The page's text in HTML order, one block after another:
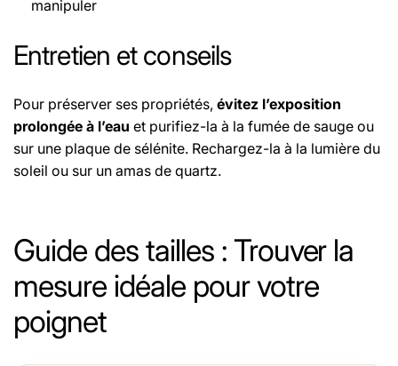
manipuler
Entretien et conseils
Pour préserver ses propriétés, évitez l’exposition
prolongée à l’eau et purifiez-la à la fumée de sauge ou
sur une plaque de sélénite. Rechargez-la à la lumière du
soleil ou sur un amas de quartz.
excellente durabilité.
Retrouvez les propriétés de chaque pierre
surcette page.
Retrouvez les origines des pierres des
Guide des tailles : Trouver la
mesure idéale pour votre
poignet